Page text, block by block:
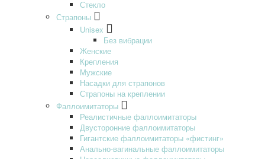
Стекло
Страпоны
Unisex
Без вибрации
Женские
Крепления
Мужские
Насадки для страпонов
Страпоны на креплении
Фаллоимитаторы
Реалистичные фаллоимитаторы
Двусторонние фаллоимитаторы
Гигантские фаллоимитаторы «фистинг»
Анально-вагинальные фаллоимитаторы